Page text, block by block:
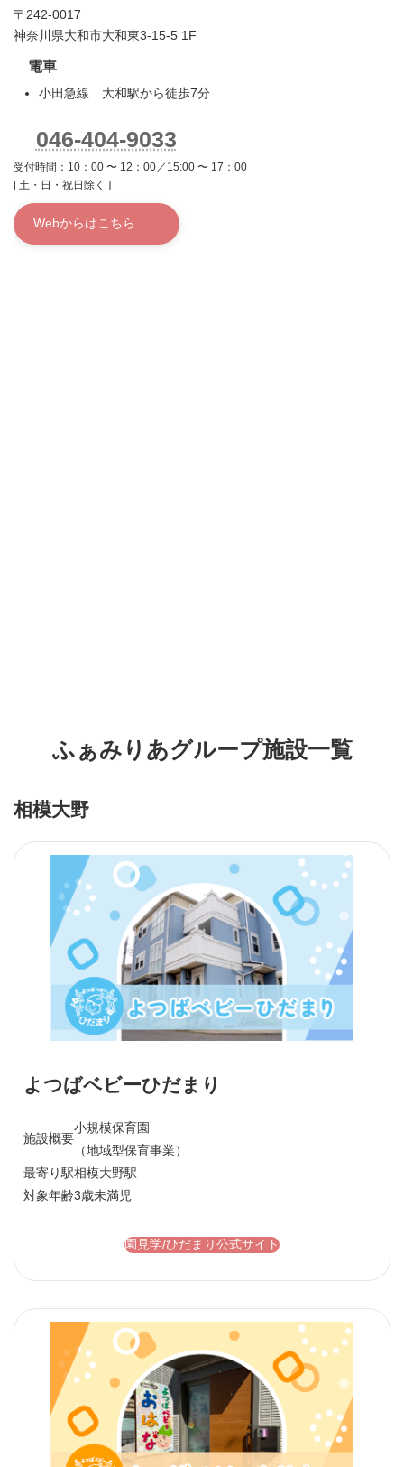
〒242-0017
神奈川県大和市大和東3-15-5 1F
電車
小田急線 大和駅から徒歩7分
046-404-9033
受付時間：10：00 〜 12：00／15:00 〜 17：00
[ 土・日・祝日除く ]
Webからはこちら
ふぁみりあグループ施設一覧
相模大野
よつばベビーひだまり
施設概要
小規模保育園
（地域型保育事業）
最寄り駅相模大野駅
対象年齢3歳未満児
園見学/ひだまり公式サイト